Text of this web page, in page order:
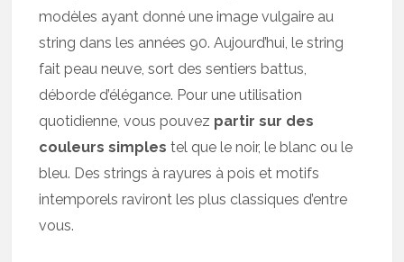
modèles ayant donné une image vulgaire au
string dans les années 90. Aujourd’hui, le string
fait peau neuve, sort des sentiers battus,
déborde d’élégance. Pour une utilisation
quotidienne, vous pouvez partir sur des
couleurs simples tel que le noir, le blanc ou le
bleu. Des strings à rayures à pois et motifs
intemporels raviront les plus classiques d’entre
vous.